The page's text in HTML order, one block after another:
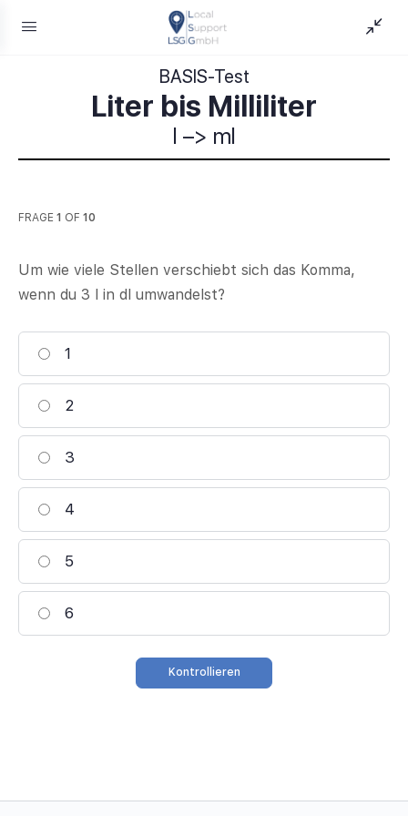
BASIS-Test
Liter bis Milliliter
l –> ml
FRAGE 1 OF 10
Um wie viele Stellen verschiebt sich das Komma,
wenn du 3 l in dl umwandelst?
1
2
3
4
5
6